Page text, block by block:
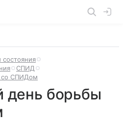
состояния
СПИД
со СПИДом
день борьбы